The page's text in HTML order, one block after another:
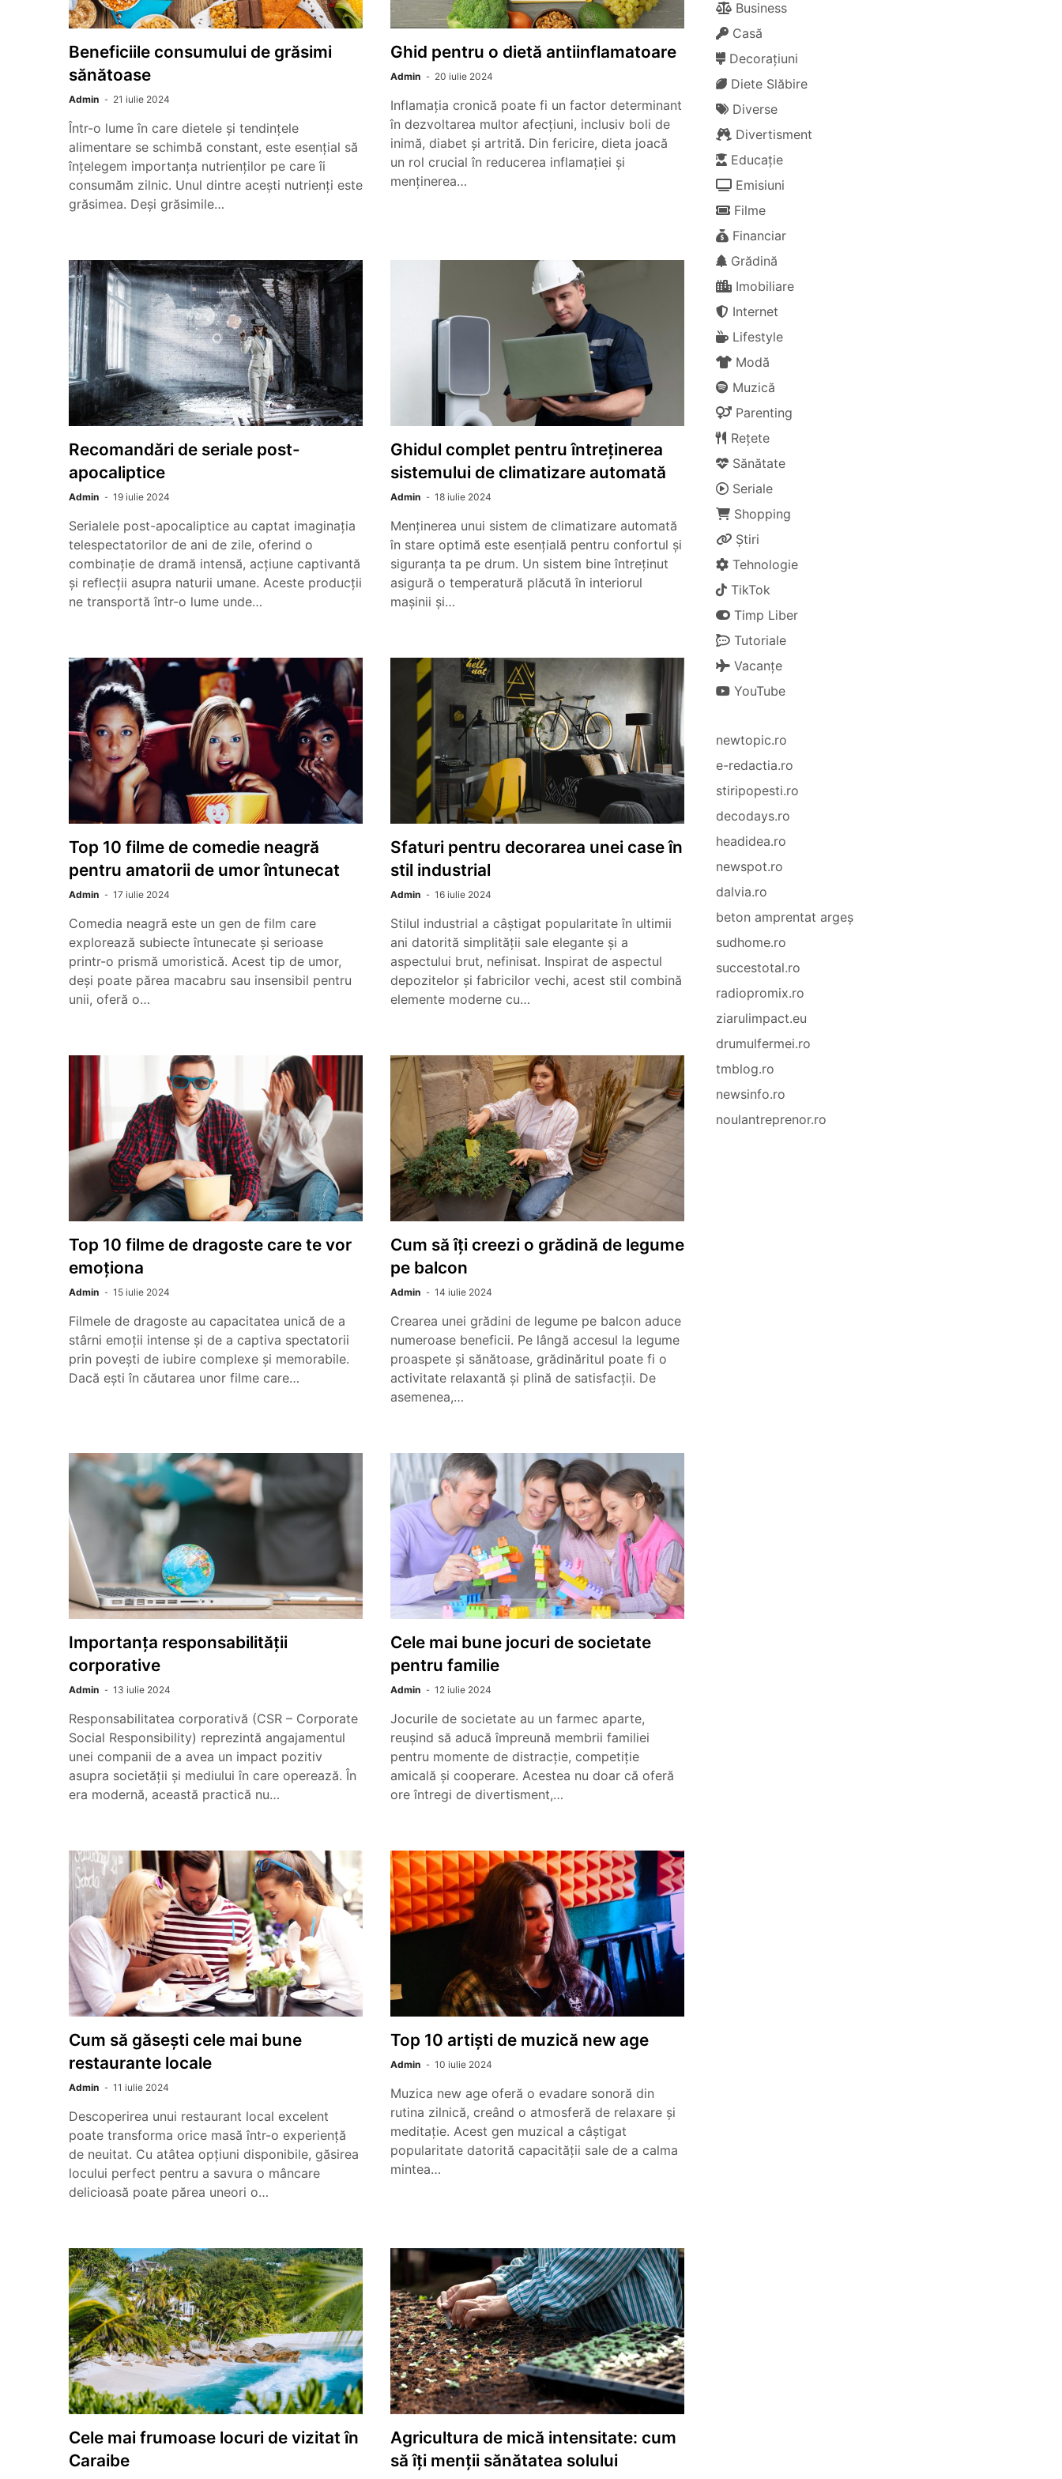
Beneficiile consumului de grăsimi
sănătoase
Admin 21 iulie 2024
Într-o lume în care dietele și tendințele
alimentare se schimbă constant, este esențial să
înțelegem importanța nutrienților pe care îi
consumăm zilnic. Unul dintre acești nutrienți este
grăsimea. Deși grăsimile…
Ghid pentru o dietă antiinflamatoare
Admin 20 iulie 2024
Inflamația cronică poate fi un factor determinant
în dezvoltarea multor afecțiuni, inclusiv boli de
inimă, diabet și artrită. Din fericire, dieta joacă
un rol crucial în reducerea inflamației și
menținerea…
Recomandări de seriale post-
apocaliptice
Admin 19 iulie 2024
Serialele post-apocaliptice au captat imaginația
telespectatorilor de ani de zile, oferind o
combinație de dramă intensă, acțiune captivantă
și reflecții asupra naturii umane. Aceste producții
ne transportă într-o lume unde…
Ghidul complet pentru întreținerea
sistemului de climatizare automată
Admin 18 iulie 2024
Menținerea unui sistem de climatizare automată
în stare optimă este esențială pentru confortul și
siguranța ta pe drum. Un sistem bine întreținut
asigură o temperatură plăcută în interiorul
mașinii și…
Top 10 filme de comedie neagră
pentru amatorii de umor întunecat
Admin 17 iulie 2024
Comedia neagră este un gen de film care
explorează subiecte întunecate și serioase
printr-o prismă umoristică. Acest tip de umor,
deși poate părea macabru sau insensibil pentru
unii, oferă o…
Sfaturi pentru decorarea unei case în
stil industrial
Admin 16 iulie 2024
Stilul industrial a câștigat popularitate în ultimii
ani datorită simplității sale elegante și a
aspectului brut, nefinisat. Inspirat de aspectul
depozitelor și fabricilor vechi, acest stil combină
elemente moderne cu…
Top 10 filme de dragoste care te vor
emoționa
Admin 15 iulie 2024
Filmele de dragoste au capacitatea unică de a
stârni emoții intense și de a captiva spectatorii
prin povești de iubire complexe și memorabile.
Dacă ești în căutarea unor filme care…
Cum să îți creezi o grădină de legume
pe balcon
Admin 14 iulie 2024
Crearea unei grădini de legume pe balcon aduce
numeroase beneficii. Pe lângă accesul la legume
proaspete și sănătoase, grădinăritul poate fi o
activitate relaxantă și plină de satisfacții. De
asemenea,…
Importanța responsabilității
corporative
Admin 13 iulie 2024
Responsabilitatea corporativă (CSR – Corporate
Social Responsibility) reprezintă angajamentul
unei companii de a avea un impact pozitiv
asupra societății și mediului în care operează. În
era modernă, această practică nu…
Cele mai bune jocuri de societate
pentru familie
Admin 12 iulie 2024
Jocurile de societate au un farmec aparte,
reușind să aducă împreună membrii familiei
pentru momente de distracție, competiție
amicală și cooperare. Acestea nu doar că oferă
ore întregi de divertisment,…
Cum să găsești cele mai bune
restaurante locale
Admin 11 iulie 2024
Descoperirea unui restaurant local excelent
poate transforma orice masă într-o experiență
de neuitat. Cu atâtea opțiuni disponibile, găsirea
locului perfect pentru a savura o mâncare
delicioasă poate părea uneori o…
Top 10 artiști de muzică new age
Admin 10 iulie 2024
Muzica new age oferă o evadare sonoră din
rutina zilnică, creând o atmosferă de relaxare și
meditație. Acest gen muzical a câștigat
popularitate datorită capacității sale de a calma
mintea…
Cele mai frumoase locuri de vizitat în
Caraibe
Agricultura de mică intensitate: cum
să îți menții sănătatea solului
Business
Casă
Decorațiuni
Diete Slăbire
Diverse
Divertisment
Educație
Emisiuni
Filme
Financiar
Grădină
Imobiliare
Internet
Lifestyle
Modă
Muzică
Parenting
Rețete
Sănătate
Seriale
Shopping
Știri
Tehnologie
TikTok
Timp Liber
Tutoriale
Vacanțe
YouTube
newtopic.ro
e-redactia.ro
stiripopesti.ro
decodays.ro
headidea.ro
newspot.ro
dalvia.ro
beton amprentat argeș
sudhome.ro
succestotal.ro
radiopromix.ro
ziarulimpact.eu
drumulfermei.ro
tmblog.ro
newsinfo.ro
noulantreprenor.ro